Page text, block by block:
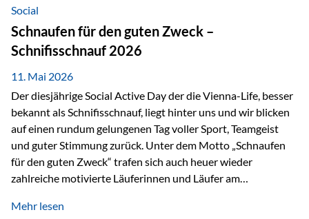
innerhalb der Private Wealth Police der Vienna-Life steht
der Oculus Value Capital Fund für einen langfristig
orientierten Value-Investing-Ansatz mit Fokus auf
fundamentale Unternehmensanalyse und nachhaltige
Wertentwicklung. Der Investmentansatz: Value Investing
mit Weitblick Im Zentrum steht ein…
Social
Schnaufen für den guten Zweck –
Schnifisschnauf 2026
11. Mai 2026
Der diesjährige Social Active Day der die Vienna-Life, besser
bekannt als Schnifisschnauf, liegt hinter uns und wir blicken
auf einen rundum gelungenen Tag voller Sport, Teamgeist
und guter Stimmung zurück. Unter dem Motto „Schnaufen
für den guten Zweck“ trafen sich auch heuer wieder
zahlreiche motivierte Läuferinnen und Läufer am
Höchstleistungen für einen guten Zweck zu erbringen. Mit
Mehr lesen